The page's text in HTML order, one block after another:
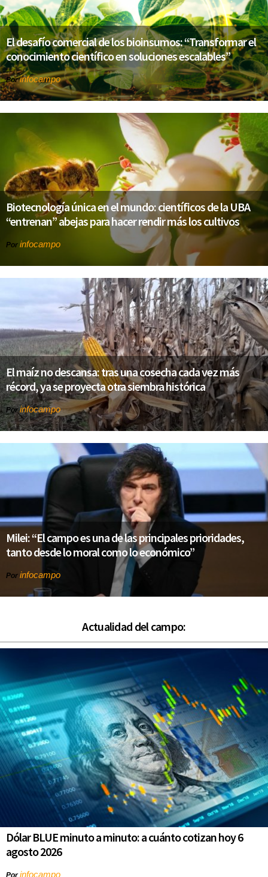
El desafío comercial de los bioinsumos: “Transformar el
conocimiento científico en soluciones escalables”
Porinfocampo
Biotecnología única en el mundo: científicos de la UBA
“entrenan” abejas para hacer rendir más los cultivos
Por infocampo
El maíz no descansa: tras una cosecha cada vez más
récord, ya se proyecta otra siembra histórica
Porinfocampo
Milei: “El campo es una de las principales prioridades,
tanto desde lo moral como lo económico”
Por infocampo
Actualidad del campo:
Dólar BLUE minuto a minuto: a cuánto cotizan hoy 6
agosto 2026
infocampo